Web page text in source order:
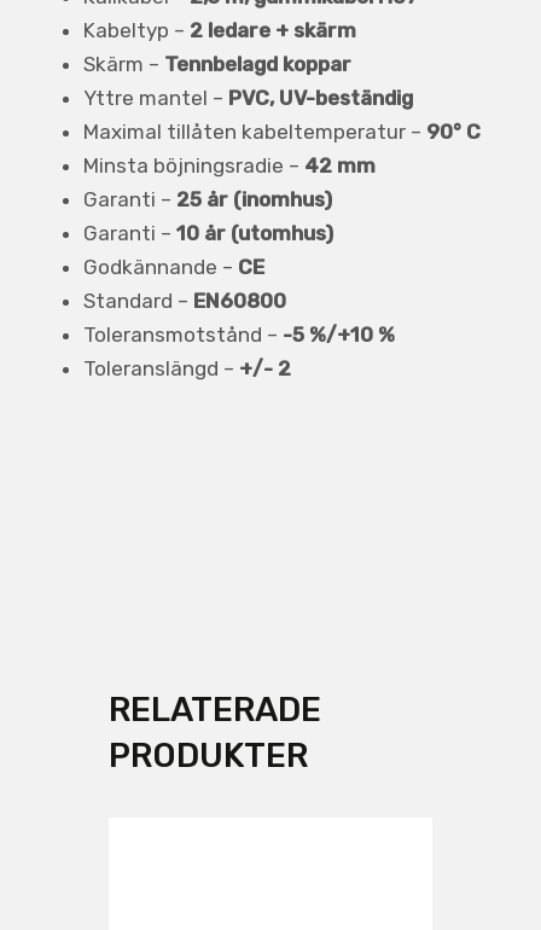
Kabeltyp – 2 ledare + skärm
Skärm – Tennbelagd koppar
Yttre mantel – PVC, UV-beständig
Maximal tillåten kabeltemperatur – 90° C
Minsta böjningsradie – 42 mm
Garanti – 25 år (inomhus)
Garanti – 10 år (utomhus)
Godkännande – CE
Standard – EN60800
Toleransmotstånd – -5 %/+10 %
Toleranslängd – +/- 2
RELATERADE
PRODUKTER